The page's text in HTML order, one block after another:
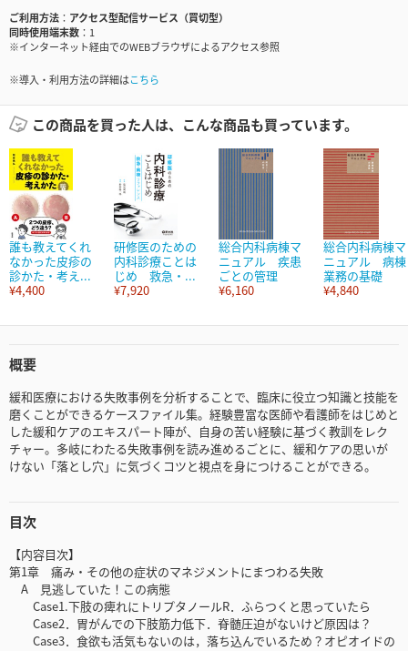
ご利用方法
アクセス型配信サービス（買切型）
同時使用端末数
1
※インターネット経由でのWEBブラウザによるアクセス参照
※導入・利用方法の詳細はこちら
この商品を買った人は、こんな商品も買っています。
誰も教えてくれ
なかった皮疹の
診かた・考え...
¥4,400
研修医のための
内科診療ことは
じめ 救急・...
¥7,920
総合内科病棟マ
ニュアル 疾患
ごとの管理
¥6,160
総合内科病棟マ
ニュアル 病棟
業務の基礎
¥4,840
概要
緩和医療における失敗事例を分析することで、臨床に役立つ知識と技能を
磨くことができるケースファイル集。経験豊富な医師や看護師をはじめと
した緩和ケアのエキスパート陣が、自身の苦い経験に基づく教訓をレク
チャー。多岐にわたる失敗事例を読み進めるごとに、緩和ケアの思いが
けない「落とし穴」に気づくコツと視点を身につけることができる。
目次
【内容目次】
第1章 痛み・その他の症状のマネジメントにまつわる失敗
A 見逃していた！この病態
Case1.下肢の痺れにトリプタノールR．ふらつくと思っていたら
Case2．胃がんでの下肢筋力低下．脊髄圧迫がないけど原因は？
Case3．食欲も活気もないのは，落ち込んでいるため？オピオイドの